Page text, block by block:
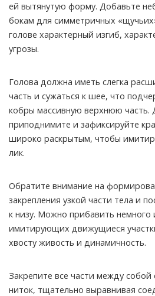
ей вытянутую форму. Добавьте
бокам для симметричных
голове характерный изгиб,
угрозы.
Голова должна иметь слегка
часть и сужаться к шее, что
кобры массивную верхнюю часть.
приподнимите и зафиксируйте
широко раскрытым, чтобы
лик.
Обратите внимание на
закрепления узкой части тела и
к низу. Можно прибавить немного
имитирующих движущиеся
хвосту живость и динамичность.
Закрепите все части между
ниток, тщательно выравнивая